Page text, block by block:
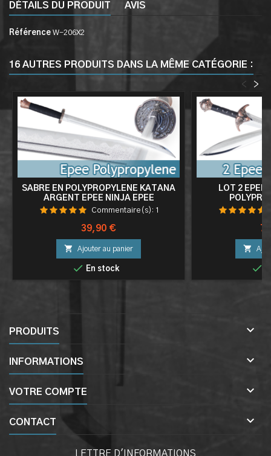
DÉTAILS DU PRODUIT AVIS
Référence W-206X2
16 AUTRES PRODUITS DANS LA MÊME CATÉGORIE :
>
<
SABRE EN POLYPROPYLENE KATANA
ARGENT EPEE NINJA EPEE
ENTRAINEMENT COMBAT
Commentaire(s): 1
Prix
39,90 €
 Ajouter au panier
 En stock
LOT 2


PRODUITS 
INFORMATIONS 
VOTRE COMPTE 
CONTACT 
LETTRE D'INFORMATIONS